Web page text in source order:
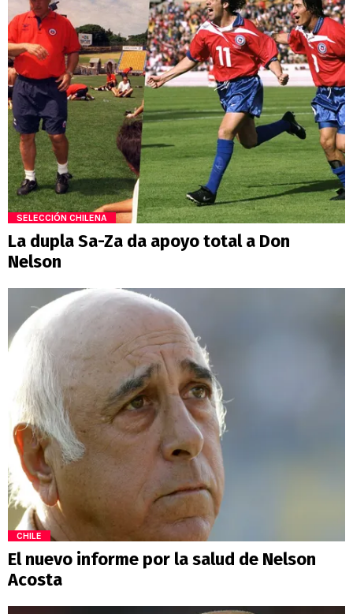
SELECCIÓN CHILENA
La dupla Sa-Za da apoyo total a Don
Nelson
CHILE
El nuevo informe por la salud de Nelson
Acosta